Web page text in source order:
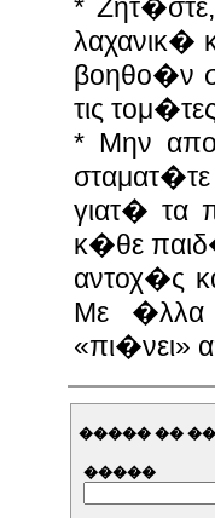
*
λαχανικ�
βοηθο�ν
τις
* Μην
γιατ� τα
κ�θε
αντοχ�ς
Με �λλα
«πι�νει»
����� ��
�����